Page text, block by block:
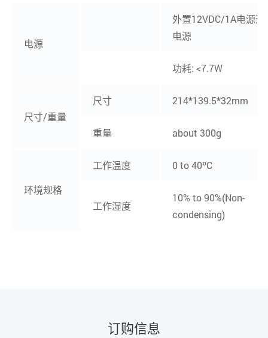
电源
外置12VDC/1A电源适
电源
功耗: <7.7W
尺寸/重量
尺寸 214*139.5*32mm
重量 about 300g
环境规格
工作温度 0 to 40ºC
工作湿度
10% to 90%(Non-
condensing)
订购信息